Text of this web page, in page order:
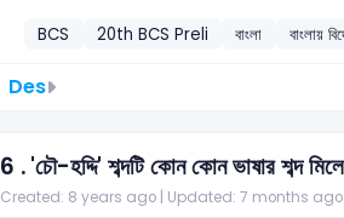
BCS 20th BCS Preli বাংলা বাংলায়
Des
6 .'চৌ-হদ্দি' শব্দটি কোন কোন ভাষার শব্দ
Created: 8 years ago | Updated: 7 months ago